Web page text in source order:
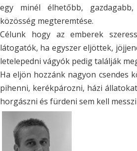
egy minél élhetőbb,
közösség megteremtése.
Célunk hogy az emberek
látogatók, ha egyszer eljöttek,
letelepedni vágyók pedig találják
Ha eljön hozzánk nagyon csendes
pihenni, kerékpározni, házi
horgászni és fürdeni sem kell